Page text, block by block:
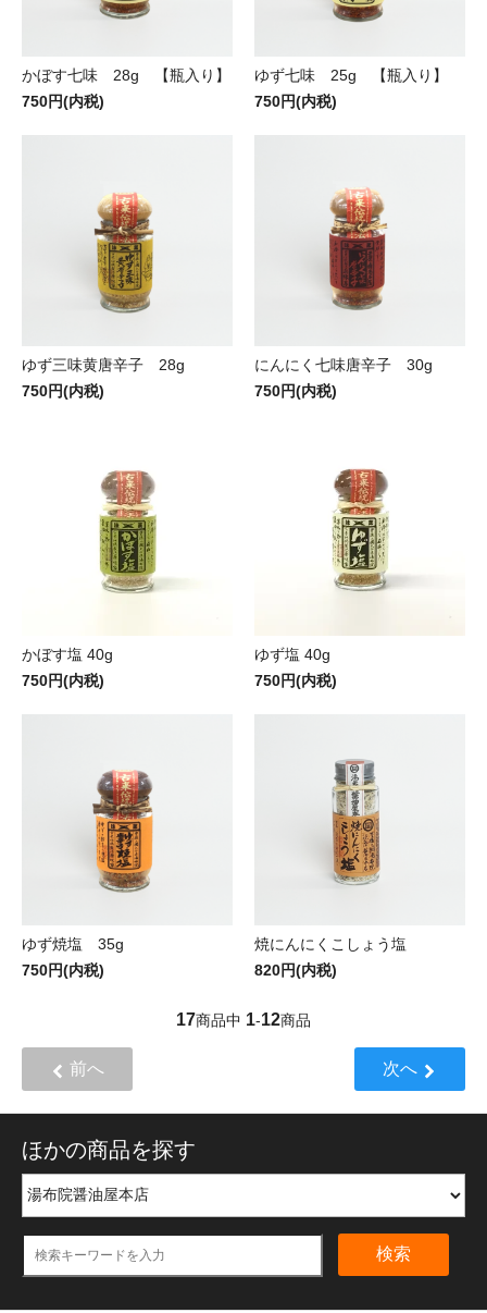
かぼす七味 28g 【瓶入り】
750円(内税)
ゆず七味 25g 【瓶入り】
750円(内税)
ゆず三味黄唐辛子 28g
750円(内税)
にんにく七味唐辛子 30g
750円(内税)
かぼす塩 40g
750円(内税)
ゆず塩 40g
750円(内税)
ゆず焼塩 35g
750円(内税)
焼にんにくこしょう塩
820円(内税)
17商品中 1-12商品
前へ 次へ
ほかの商品を探す
検索